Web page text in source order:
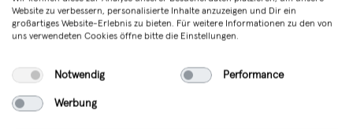
Website zu verbessern, personalisierte Inhalte anzuzeigen und Dir ein
großartiges Website-Erlebnis zu bieten. Für weitere Informationen zu den von
uns verwendeten Cookies öffne bitte die Einstellungen.
Notwendig Performance
Werbung